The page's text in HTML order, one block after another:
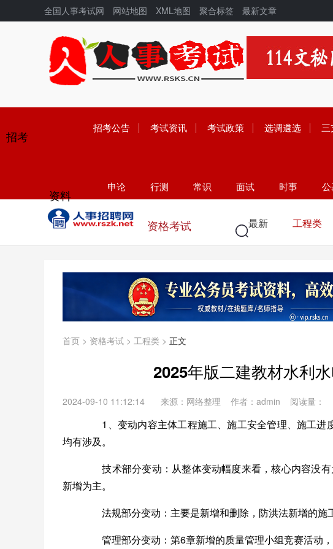
全国人事考试网 网站地图 XML地图 聚合标签 最新文章
招考
招考公告 考试资讯 考试政策 选调遴选
资料
申论 行测 常识 面试 时事
资格考试 最新 工程类
首页 > 资格考试 > 工程类 > 正文
2025年版二建教材水利
2024-09-10 11:12:14 来源：网络整理 作者：admin 阅读量：
1、变动内容主体工程施工、施工安全管理、施工进
均有涉及。
技术部分变动： 从整体变动幅度来看，核心内容没
新增为主。
法规部分变动： 主要是新增和删除，防洪法新增的施
管理部分变动： 第6章新增的质量管理小组竞赛活动